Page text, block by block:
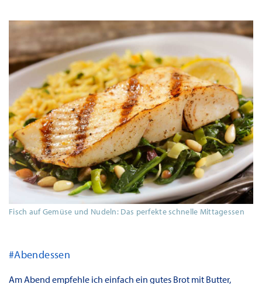
Fisch auf Gemüse und Nudeln: Das perfekte schnelle Mittagessen
#Abendessen
Am Abend empfehle ich einfach ein gutes Brot mit Butter,